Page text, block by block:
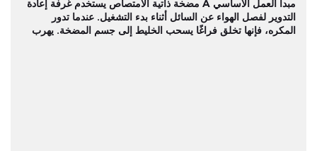
مبدأ العمل الأساسي A مضخة ذاتية الامتصاص يستخدم غرفة إعادة
التدوير لفصل الهواء عن السائل أثناء بدء التشغيل. عندما تدور
المكره، فإنها تخلق فراغًا يسحب الخليط إلى جسم المضخة. يهرب